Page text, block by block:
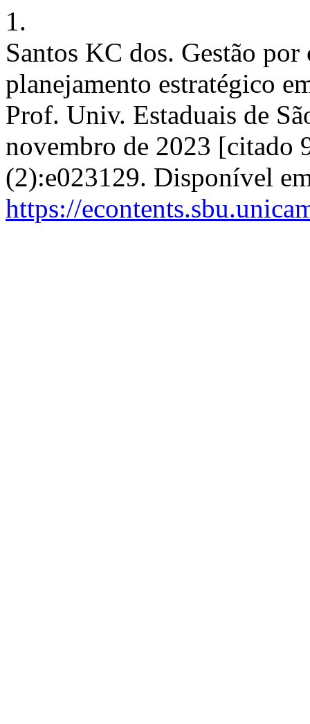
1.
Santos KC dos. Gestão
planejamento estratégico
Prof. Univ. Estaduais de
novembro de 2023 [citado
(2):e023129. Disponível
https://